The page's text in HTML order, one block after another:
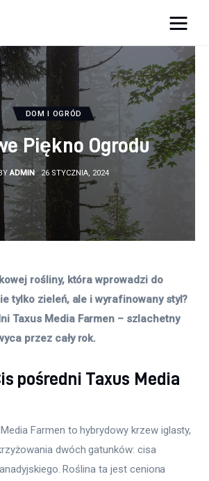
DOM I OGRÓD
Piękno Ogrodu
BY ADMIN 26 STYCZNIA, 2024
rośliny, która wprowadzi do
tylko zieleń, ale i wyrafinowany styl?
Taxus Media Farmen – szlachetny
przez cały rok.
pośredni Taxus Media
Farmen to hybrydowy krzew iglasty,
dwóch gatunków: cisa
Roślina ta jest ceniona